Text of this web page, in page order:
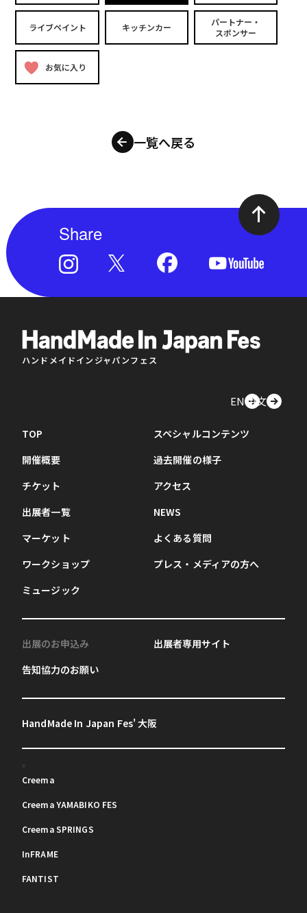
ライブペイント キッチンカー
パートナー・
スポンサー
お気に入り
一覧へ戻る
Share
ハンドメイドインジャパンフェス
EN中文
TOP
開催概要
チケット
出展者一覧
マーケット
ワークショップ
ミュージック
スペシャルコンテンツ
過去開催の様子
アクセス
NEWS
よくある質問
プレス・メディアの方へ
出展のお申込み
告知協力のお願い
出展者専用サイト
HandMade In Japan Fes' 大阪
Creema
Creema YAMABIKO FES
Creema SPRINGS
InFRAME
FANTIST